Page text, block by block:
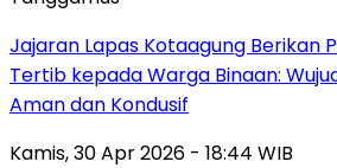
Jajaran Lapas Kotaagung Berikan
Tertib kepada Warga Binaan:
Aman dan Kondusif
Kamis, 30 Apr 2026 - 18:44 WIB